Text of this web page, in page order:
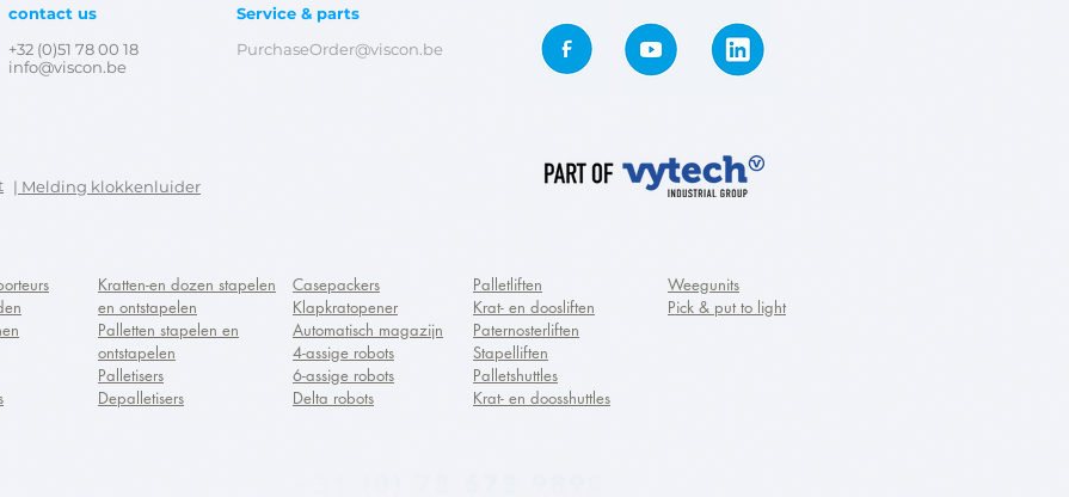
contact us
+32 (0)51 78 00 18
info@viscon.be
Service & parts
PurchaseOrder@viscon.be
| Melding klokkenluider
Kratten-en dozen stapelen
en ontstapelen
Palletten stapelen en
ontstapelen
Palletisers
Depalletisers
Casepackers
Klapkratopener
Automatisch magazijn
4-assige robots
6-assige robots
Delta robots
Palletliften
Krat- en doosliften
Paternosterliften
Stapelliften
Palletshuttles
Krat- en doosshuttles
Weegunits
Pick & put to light